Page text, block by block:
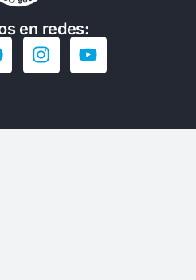
en redes: